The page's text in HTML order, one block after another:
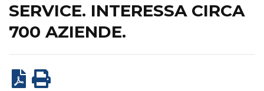
SERVICE. INTERESSA CIRCA
700 AZIENDE.